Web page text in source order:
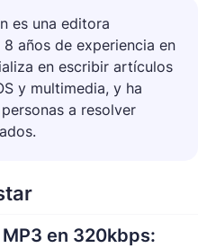
es una editora
años de experiencia en
en escribir artículos
y multimedia, y ha
a resolver
en 320kbps: